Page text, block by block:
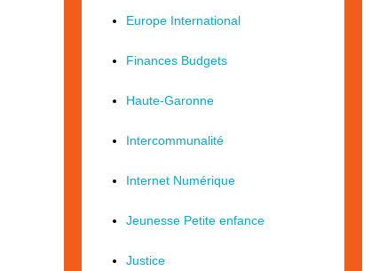
Europe International
Finances Budgets
Haute-Garonne
Intercommunalité
Internet Numérique
Jeunesse Petite enfance
Justice